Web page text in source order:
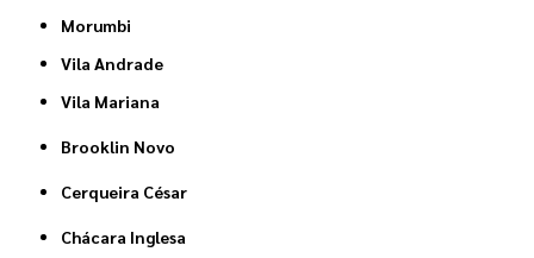
Morumbi
Vila Andrade
Vila Mariana
Brooklin Novo
Cerqueira César
Chácara Inglesa